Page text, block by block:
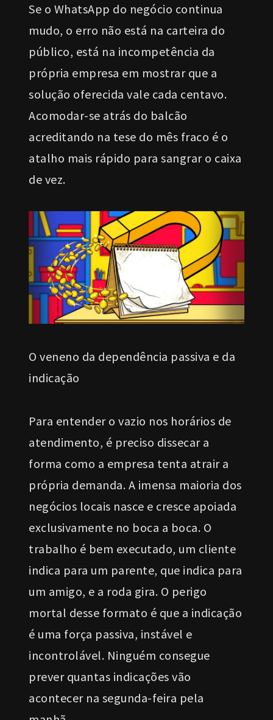
Se o WhatsApp do negócio continua
mudo, o erro não está na carteira do
público, está na incompetência da
própria empresa em mostrar que a
solução oferecida vale cada centavo.
Acomodar-se atrás do balcão
acreditando na tese do mês fraco é o
atalho mais rápido para sangrar o caixa
de vez.
O veneno da dependência passiva e da
indicação
Para entender o vazio nos horários de
atendimento, é preciso dissecar a
forma como a empresa tenta atrair a
própria demanda. A imensa maioria dos
negócios locais nasce e cresce apoiada
exclusivamente no boca a boca. O
trabalho é bem executado, um cliente
indica para um parente, que indica para
um amigo, e a roda gira. O perigo
mortal desse formato é que a indicação
é uma força passiva, instável e
incontrolável. Ninguém consegue
prever quantas indicações vão
acontecer na segunda-feira pela